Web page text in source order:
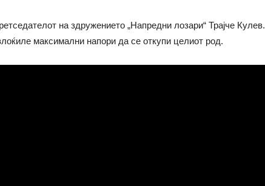
на здружението „Напредни лозари“ Трајче Кулев.
максимални напори да се откупи целиот род.